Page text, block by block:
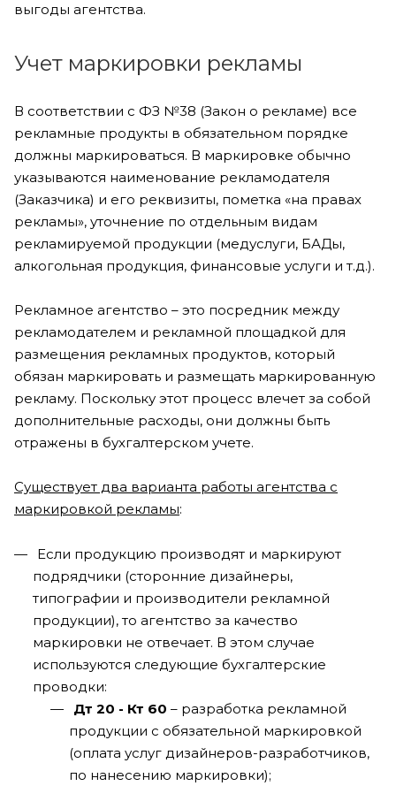
выгоды агентства.
Учет маркировки рекламы
В соответствии с ФЗ №38 (Закон о рекламе) все
рекламные продукты в обязательном порядке
должны маркироваться. В маркировке обычно
указываются наименование рекламодателя
(Заказчика) и его реквизиты, пометка «на правах
рекламы», уточнение по отдельным видам
рекламируемой продукции (медуслуги, БАДы,
алкогольная продукция, финансовые услуги и т.д.).
Рекламное агентство – это посредник между
рекламодателем и рекламной площадкой для
размещения рекламных продуктов, который
обязан маркировать и размещать маркированную
рекламу. Поскольку этот процесс влечет за собой
дополнительные расходы, они должны быть
отражены в бухгалтерском учете.
Существует два варианта работы агентства с
маркировкой рекламы:
Если продукцию производят и маркируют
подрядчики (сторонние дизайнеры,
типографии и производители рекламной
продукции), то агентство за качество
маркировки не отвечает. В этом случае
используются следующие бухгалтерские
проводки:
Дт 20 - Кт 60 – разработка рекламной
продукции с обязательной маркировкой
(оплата услуг дизайнеров-разработчиков,
по нанесению маркировки);